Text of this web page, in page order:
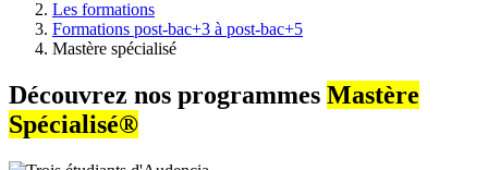
d'ArianeLes formations
Formations post-bac+3 à post-bac+5
Mastère spécialisé
Découvrez nos programmes Mastère
Spécialisé®